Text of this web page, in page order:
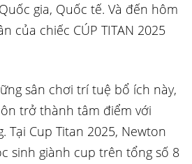
gia, Quốc tế. Và đến hôm
của chiếc CÚP TITAN 2025
sân chơi trí tuệ bổ ích này,
trở thành tâm điểm với
Tại Cup Titan 2025, Newton
sinh giành cup trên tổng số 8